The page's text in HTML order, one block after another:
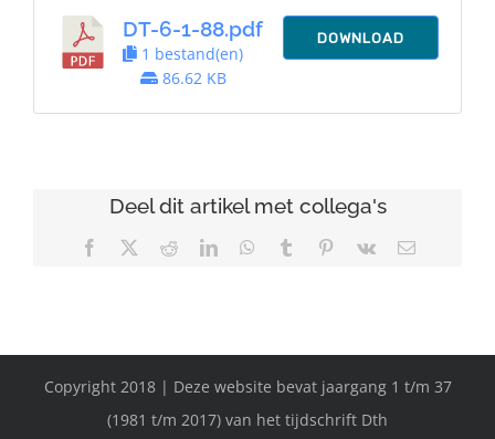
DT-6-1-88.pdf
1 bestand(en)
86.62 KB
DOWNLOAD
Deel dit artikel met collega's
Facebook RedditLinkedInWhatsApp
Tumblr Pinterest
Vk
E-
Copyright 2018 | Deze website bevat jaargang 1 t/m 37
(1981 t/m 2017) van het tijdschrift Dth